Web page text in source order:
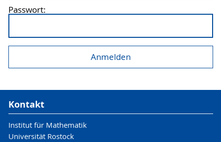
Passwort:
Kontakt
Institut für Mathematik
Universität Rostock